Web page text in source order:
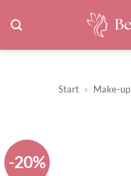
Inhalt
springen
Start » Make-up
-20%